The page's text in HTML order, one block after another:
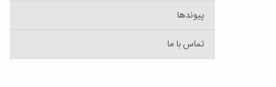
پیوندها
تماس با ما